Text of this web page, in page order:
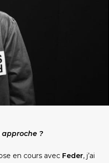
approche ?
en cours avec Feder, j’ai